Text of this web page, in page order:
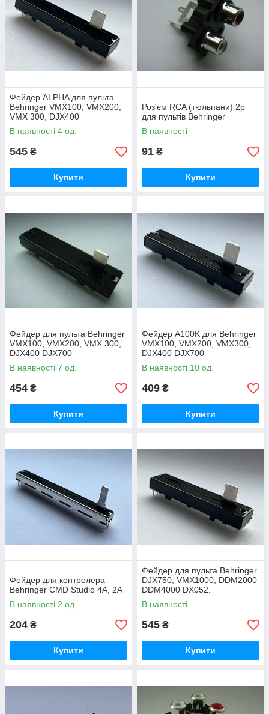
Фейдер ALPHA для пульта
Behringer VMX100, VMX200,
VMX 300, DJX400
В наявності 4 од.
545 ₴
Купити
Роз'єм RCA (тюльпани) 2p
для пультів Behringer
В наявності
91 ₴
Купити
Фейдер для пульта Behringer
VMX100, VMX200, VMX 300,
DJX400 DJX700
В наявності 7 од.
454 ₴
Купити
Фейдер A100K для Behringer
VMX100, VMX200, VMX300,
DJX400 DJX700
В наявності 10 од.
409 ₴
Купити
Фейдер для контролера
Behringer CMD Studio 4A, 2A
В наявності 2 од.
204 ₴
Купити
Фейдер для пульта Behringer
DJX750, VMX1000, DDM2000
DDM4000 DX052.
В наявності
545 ₴
Купити